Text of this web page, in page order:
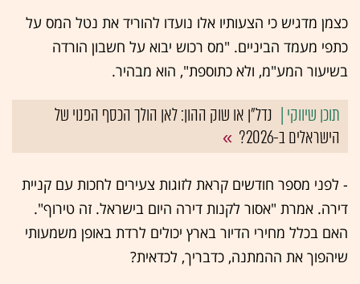
כצמן מדגיש כי הצעותיו אלו נועדו להוריד את נטל המס על
כתפי מעמד הביניים. "מס רכוש יבוא על חשבון הורדה
בשיעור המע"מ, ולא כתוספת", הוא מבהיר.
נדל"ן או שוק ההון: לאן הולך הכסף הפנוי של
הישראלים ב-2026?
- לפני מספר חודשים קראת לזוגות צעירים לחכות עם קניית
דירה. אמרת "אסור לקנות דירה היום בישראל. זה טירוף".
האם בכלל מחירי הדיור בארץ יכולים לרדת באופן משמעותי
שיהפוך את ההמתנה, כדבריך, לכדאית?